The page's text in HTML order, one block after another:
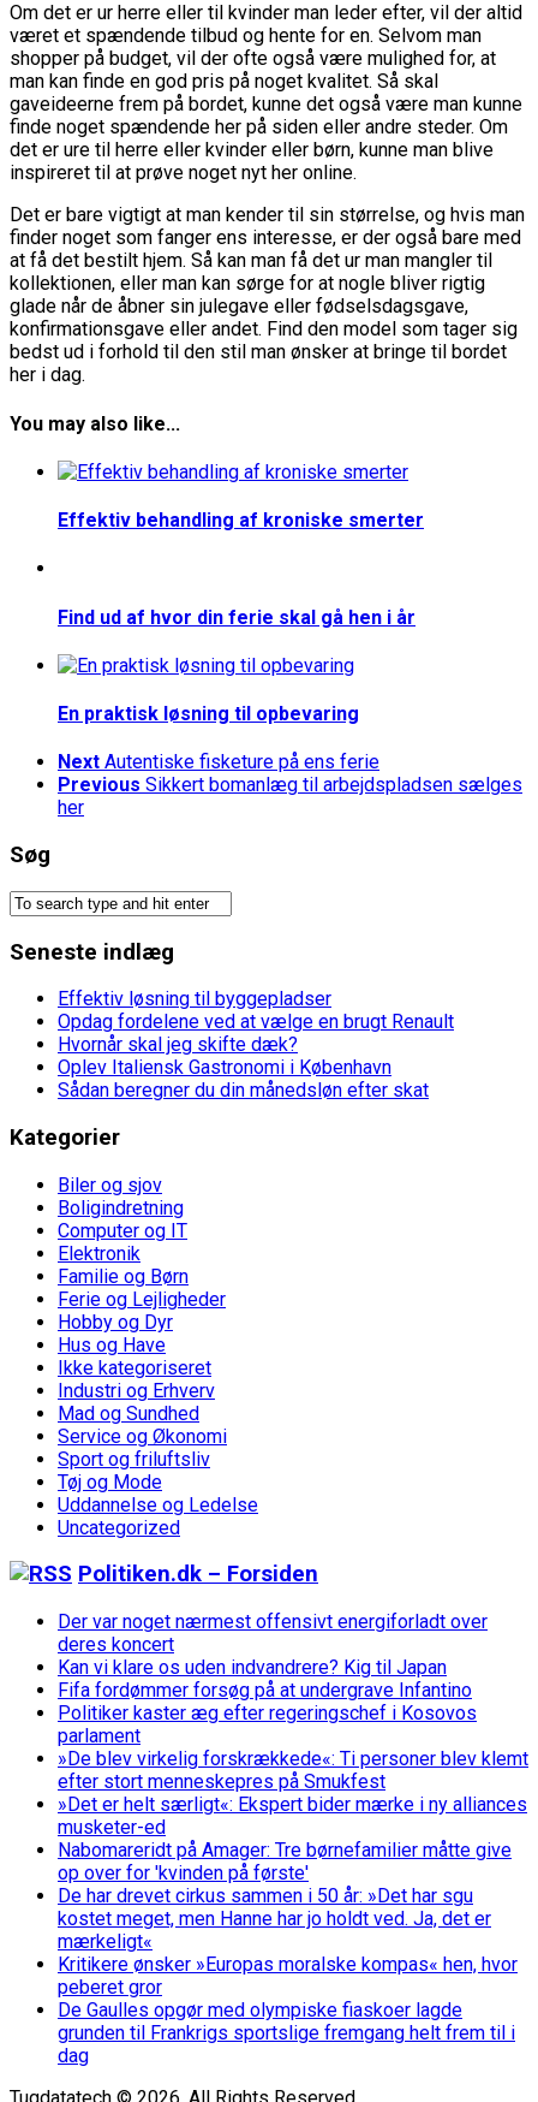
Om det er ur herre eller til kvinder man leder efter, vil der altid
været et spændende tilbud og hente for en. Selvom man
shopper på budget, vil der ofte også være mulighed for, at
man kan finde en god pris på noget kvalitet. Så skal
gaveideerne frem på bordet, kunne det også være man kunne
finde noget spændende her på siden eller andre steder. Om
det er ure til herre eller kvinder eller børn, kunne man blive
inspireret til at prøve noget nyt her online.
Det er bare vigtigt at man kender til sin størrelse, og hvis man
finder noget som fanger ens interesse, er der også bare med
at få det bestilt hjem. Så kan man få det ur man mangler til
kollektionen, eller man kan sørge for at nogle bliver rigtig
glade når de åbner sin julegave eller fødselsdagsgave,
konfirmationsgave eller andet. Find den model som tager sig
bedst ud i forhold til den stil man ønsker at bringe til bordet
her i dag.
You may also like...
Effektiv behandling af kroniske smerter
Find ud af hvor din ferie skal gå hen i år
En praktisk løsning til opbevaring
Next Autentiske fisketure på ens ferie
Previous Sikkert bomanlæg til arbejdspladsen sælges
her
Søg
Seneste indlæg
Effektiv løsning til byggepladser
Opdag fordelene ved at vælge en brugt Renault
Hvornår skal jeg skifte dæk?
Oplev Italiensk Gastronomi i København
Sådan beregner du din månedsløn efter skat
Kategorier
Biler og sjov
Boligindretning
Computer og IT
Elektronik
Familie og Børn
Ferie og Lejligheder
Hobby og Dyr
Hus og Have
Ikke kategoriseret
Industri og Erhverv
Mad og Sundhed
Service og Økonomi
Sport og friluftsliv
Tøj og Mode
Uddannelse og Ledelse
Uncategorized
Politiken.dk – Forsiden
Der var noget nærmest offensivt energiforladt over
deres koncert
Kan vi klare os uden indvandrere? Kig til Japan
Fifa fordømmer forsøg på at undergrave Infantino
Politiker kaster æg efter regeringschef i Kosovos
parlament
»De blev virkelig forskrækkede«: Ti personer blev klemt
efter stort menneskepres på Smukfest
»Det er helt særligt«: Ekspert bider mærke i ny alliances
musketer-ed
Nabomareridt på Amager: Tre børnefamilier måtte give
op over for 'kvinden på første'
De har drevet cirkus sammen i 50 år: »Det har sgu
kostet meget, men Hanne har jo holdt ved. Ja, det er
mærkeligt«
Kritikere ønsker »Europas moralske kompas« hen, hvor
peberet gror
De Gaulles opgør med olympiske fiaskoer lagde
grunden til Frankrigs sportslige fremgang helt frem til i
dag